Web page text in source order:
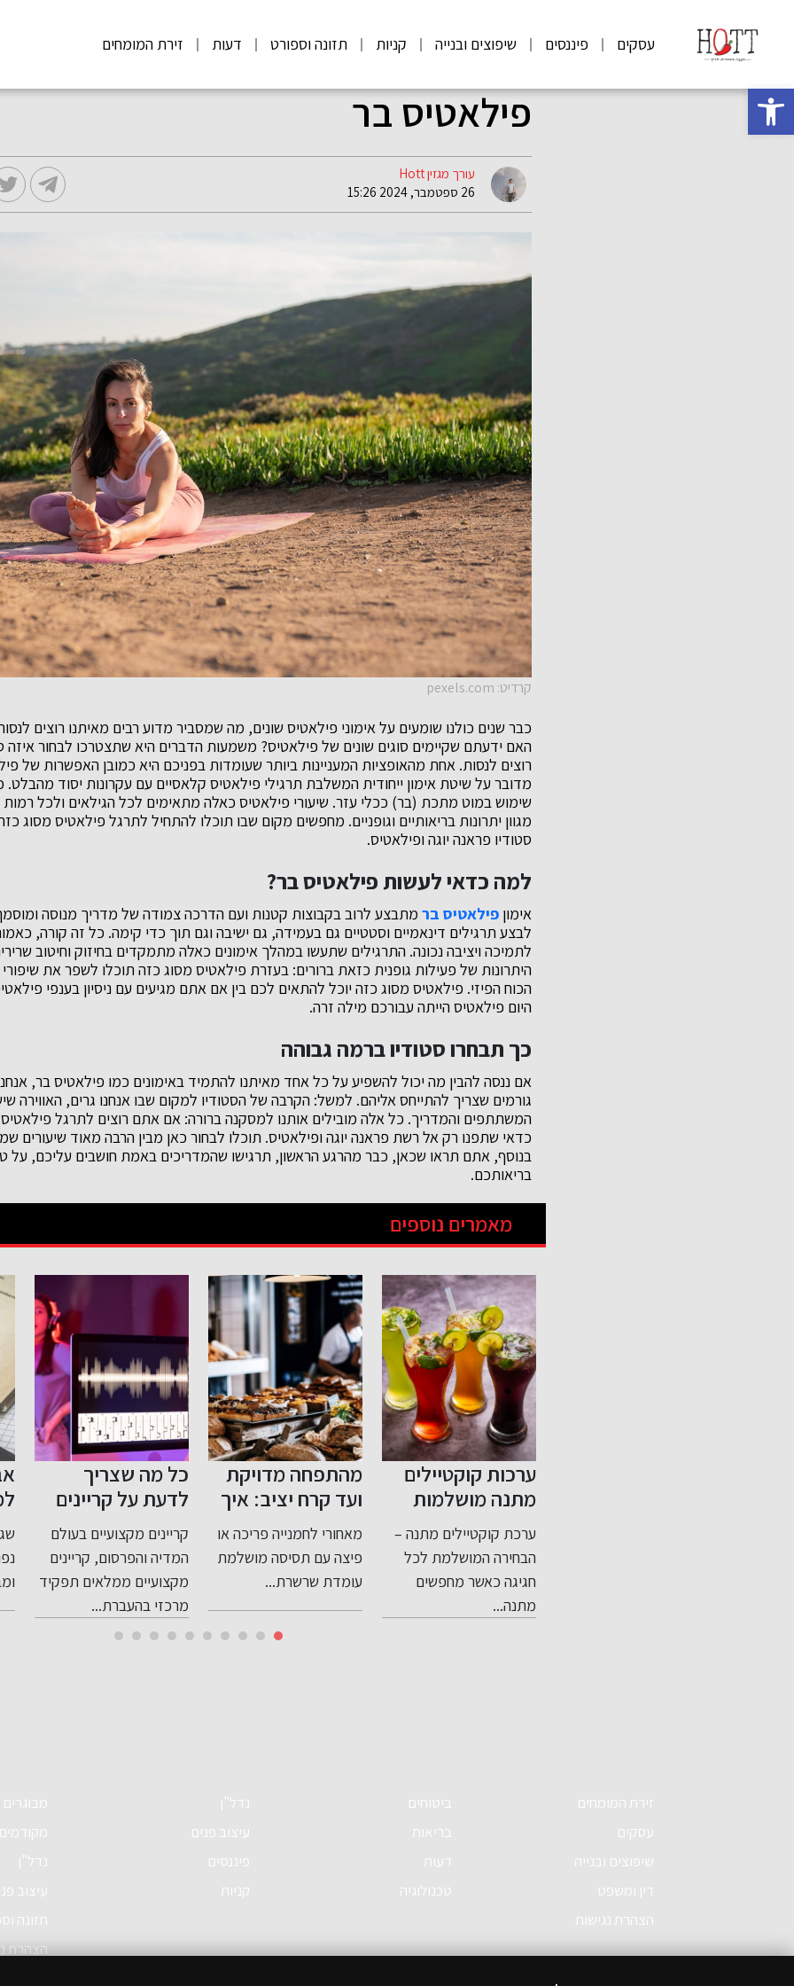
פתח סרגל נגישות
עסקים פיננסים שיפוצים ובנייה קניות תזונה וספורט דעות זירת המומחים
פילאטיס בר
עורך מגזין Hott
26 ספטמבר, 2024 15:26
קרדיט: pexels.com
כבר שנים כולנו שומעים על אימוני פילאטיס שונים, מה שמסביר מדוע רבים מאיתנו רוצים
האם ידעתם שקיימים סוגים שונים של פילאטיס? משמעות הדברים היא שתצטרכו לבחור איזה
רוצים לנסות. אחת מהאופציות המעניינות ביותר שעומדות בפניכם היא כמובן האפשרות של
מדובר על שיטת אימון ייחודית המשלבת תרגילי פילאטיס קלאסיים עם עקרונות יסוד מהבלט.
שימוש במוט מתכת (בר) ככלי עזר. שיעורי פילאטיס כאלה מתאימים לכל הגילאים ולכל רמות
מגוון יתרונות בריאותיים וגופניים. מחפשים מקום שבו תוכלו להתחיל לתרגל פילאטיס מסוג
סטודיו פראנה יוגה ופילאטיס.
למה כדאי לעשות פילאטיס בר?
אימוןפילאטיס בר מתבצע לרוב בקבוצות קטנות ועם הדרכה צמודה של מדריך מנוסה
לבצע תרגילים דינאמיים וסטטיים גם בעמידה, גם ישיבה וגם תוך כדי קימה. כל זה קורה,
לתמיכה ויציבה נכונה. התרגילים שתעשו במהלך אימונים כאלה מתמקדים בחיזוק וחיטוב
היתרונות של פעילות גופנית כזאת ברורים: בעזרת פילאטיס מסוג כזה תוכלו לשפר את
הכוח הפיזי. פילאטיס מסוג כזה יוכל להתאים לכם בין אם אתם מגיעים עם ניסיון בענפי
היום פילאטיס הייתה עבורכם מילה זרה.
כך תבחרו סטודיו ברמה גבוהה
אם ננסה להבין מה יכול להשפיע על כל אחד מאיתנו להתמיד באימונים כמו פילאטיס בר,
גורמים שצריך להתייחס אליהם. למשל: הקרבה של הסטודיו למקום שבו אנחנו גרים, האווירה
המשתתפים והמדריך. כל אלה מובילים אותנו למסקנה ברורה: אם אתם רוצים לתרגל
כדאי שתפנו רק אל רשת פראנה יוגה ופילאטיס. תוכלו לבחור כאן מבין הרבה מאוד שיעורים
בנוסף, אתם תראו שכאן, כבר מהרגע הראשון, תרגישו שהמדריכים באמת חושבים עליכם, על
בריאותכם.
מאמרים נוספים
ערכות קוקטיילים
מתנה מושלמות
לכל אירוע
ערכת קוקטיילים מתנה –
הבחירה המושלמת לכל
חגיגה כאשר מחפשים
מתנה...
מהתפחה מדויקת
ועד קרח יציב: איך
בוחרים היום ציוד
חכם למאפיות
ולעבודה קרה
מאחורי לחמנייה פריכה או
פיצה עם תסיסה מושלמת
עומדת שרשרת...
כל מה שצריך
לדעת על קריינים
מקצועיים
קריינים מקצועיים בעולם
המדיה והפרסום, קריינים
מקצועיים ממלאים תפקיד
מרכזי בהעברת...
זירת המומחים
עסקים
שיפוצים ובנייה
דין ומשפט
הצהרת נגישות
ביטוחים
בריאות
דעות
טכנולוגיה
נדל"ן
עיצוב פנים
פיננסים
קניות
מבוגרים
מקודמים
נדל"ן
עיצוב
תזונה
הצהרת